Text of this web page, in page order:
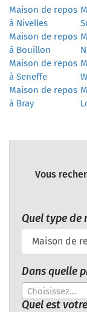
Maison de repos
à Nivelles
Maison de repos
à Bouillon
Maison de repos
à Seneffe
Maison de repos
à Bray
Vous
Quel type de
Dans quelle
Choisissez...
Quel est